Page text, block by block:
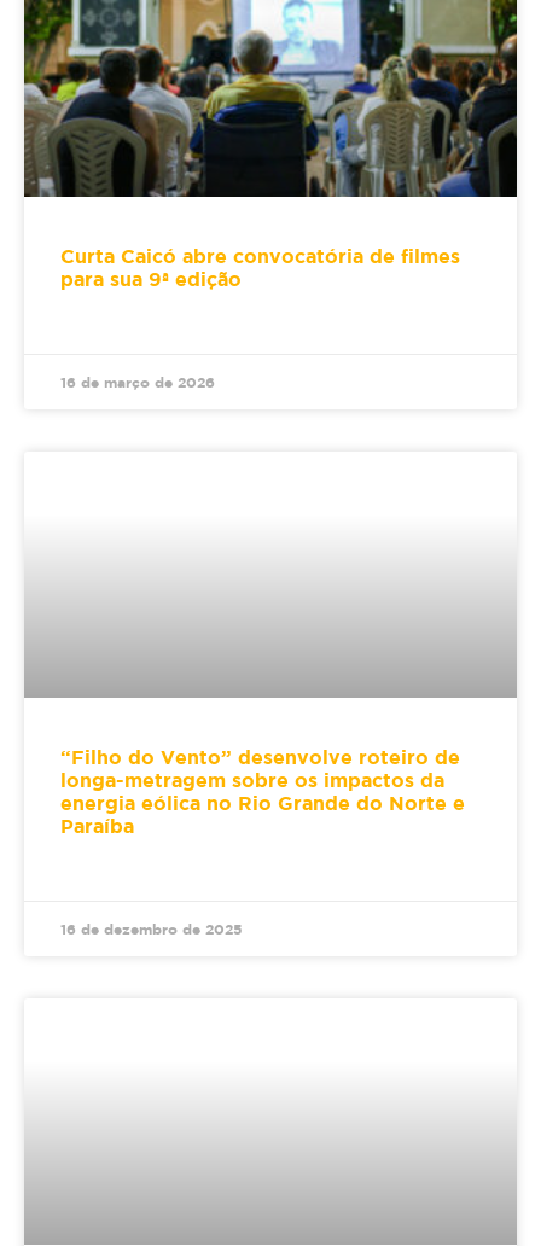
Curta Caicó abre convocatória de filmes
para sua 9ª edição
16 de março de 2026
“Filho do Vento” desenvolve roteiro de
longa-metragem sobre os impactos da
energia eólica no Rio Grande do Norte e
Paraíba
16 de dezembro de 2025